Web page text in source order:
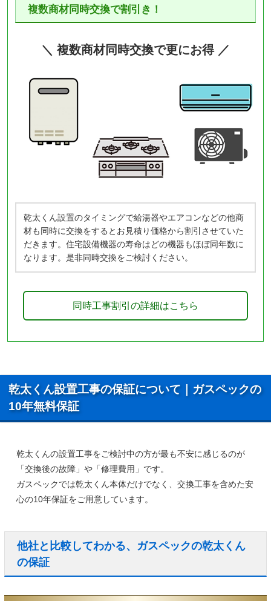
複数商材同時交換で割引き！
＼ 複数商材同時交換で更にお得 ／
乾太くん設置のタイミングで給湯器やエアコンなどの他商
材も同時に交換をするとお見積り価格から割引させていた
だきます。住宅設備機器の寿命はどの機器もほぼ同年数に
なります。是非同時交換をご検討ください。
同時工事割引の詳細はこちら
乾太くん設置工事の保証について｜ガスペックの
10年無料保証
乾太くんの設置工事をご検討中の方が最も不安に感じるのが
「交換後の故障」や「修理費用」です。
ガスペックでは乾太くん本体だけでなく、交換工事を含めた安
心の10年保証をご用意しています。
他社と比較してわかる、ガスペックの乾太くん
の保証